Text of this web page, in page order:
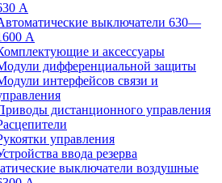
А
выключатели 630—
А
и аксессуары
дифференциальной защиты
интерфейсов связи и
дистанционного управления
управления
ввода резерва
выключатели воздушные